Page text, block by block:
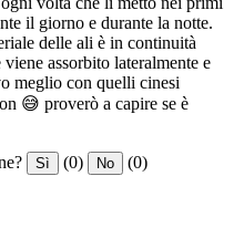
il giorno e durante la notte.
delle ali è in continuità
assorbito lateralmente e
meglio con quelli cinesi
😅 proverò a capire se è
Sì (0) No (0)